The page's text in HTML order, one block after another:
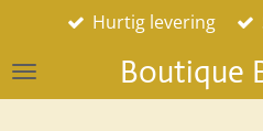
hovedindholdBoutique
Hurtig levering